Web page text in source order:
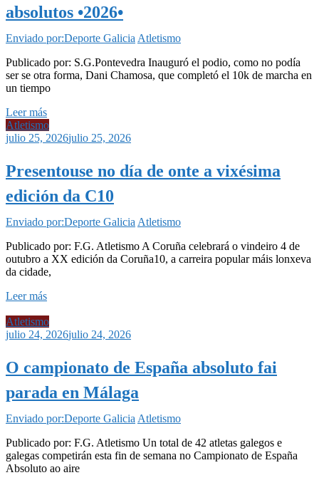
absolutos •2026•
Enviado por:Deporte Galicia Atletismo
Publicado por: S.G.Pontevedra Inauguró el podio, como no podía
ser se otra forma, Dani Chamosa, que completó el 10k de marcha en
un tiempo
Leer más
Atletismo
julio 25, 2026julio 25, 2026
Presentouse no día de onte a vixésima
edición da C10
Enviado por:Deporte Galicia Atletismo
Publicado por: F.G. Atletismo A Coruña celebrará o vindeiro 4 de
outubro a XX edición da Coruña10, a carreira popular máis lonxeva
da cidade,
Leer más
Atletismo
julio 24, 2026julio 24, 2026
O campionato de España absoluto fai
parada en Málaga
Enviado por:Deporte Galicia Atletismo
Publicado por: F.G. Atletismo Un total de 42 atletas galegos e
galegas competirán esta fin de semana no Campionato de España
Absoluto ao aire